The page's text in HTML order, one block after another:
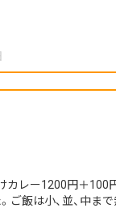
レー1200円＋100円
ご飯は小、並、中ま